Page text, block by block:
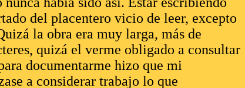
del placentero vicio de leer, excepto
la obra era muy larga, más de
quizá el verme obligado a consultar
documentarme hizo que mi
a considerar trabajo lo que